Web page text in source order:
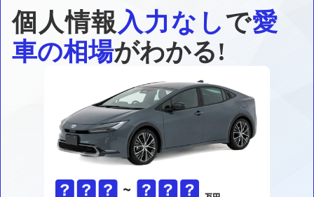
個人情報入力なしで愛
車の相場がわかる!